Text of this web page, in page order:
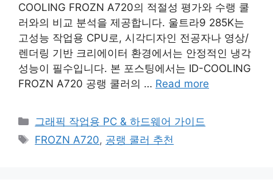
COOLING FROZN A720의 적절성 평가와 수랭 쿨
러와의 비교 분석을 제공합니다. 울트라9 285K는
고성능 작업용 CPU로, 시각디자인 전공자나 영상/
렌더링 기반 크리에이터 환경에서는 안정적인 냉각
성능이 필수입니다. 본 포스팅에서는 ID-COOLING
FROZN A720 공랭 쿨러의 … Read more
Categories
그래픽 작업용 PC & 하드웨어 가이드
Tags
FROZN A720, 공랭 쿨러 추천